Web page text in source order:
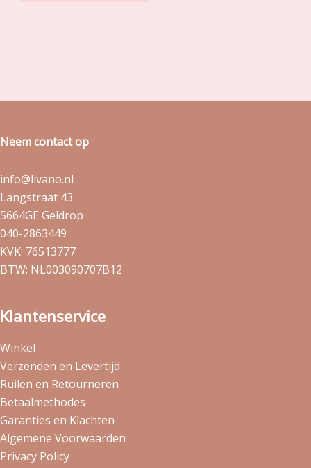
Neem contact op
info@livano.nl
Langstraat 43
5664GE Geldrop
040-2863449
KVK: 76513777
BTW: NL003090707B12
Klantenservice
Winkel
Verzenden en Levertijd
Ruilen en Retourneren
Betaalmethodes
Garanties en Klachten
Algemene Voorwaarden
Privacy Policy